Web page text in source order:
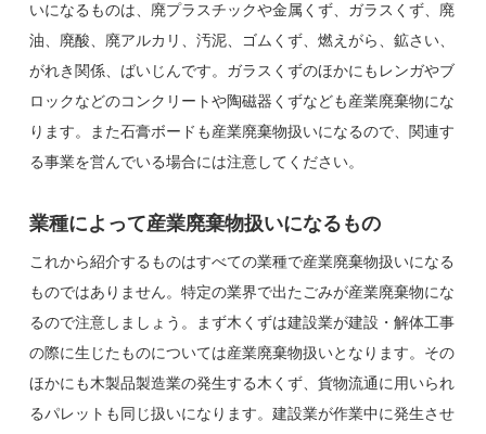
いになるものは、廃プラスチックや金属くず、ガラスくず、廃
油、廃酸、廃アルカリ、汚泥、ゴムくず、燃えがら、鉱さい、
がれき関係、ばいじんです。ガラスくずのほかにもレンガやブ
ロックなどのコンクリートや陶磁器くずなども産業廃棄物にな
ります。また石膏ボードも産業廃棄物扱いになるので、関連す
る事業を営んでいる場合には注意してください。
業種によって産業廃棄物扱いになるもの
これから紹介するものはすべての業種で産業廃棄物扱いになる
ものではありません。特定の業界で出たごみが産業廃棄物にな
るので注意しましょう。まず木くずは建設業が建設・解体工事
の際に生じたものについては産業廃棄物扱いとなります。その
ほかにも木製品製造業の発生する木くず、貨物流通に用いられ
るパレットも同じ扱いになります。建設業が作業中に発生させ